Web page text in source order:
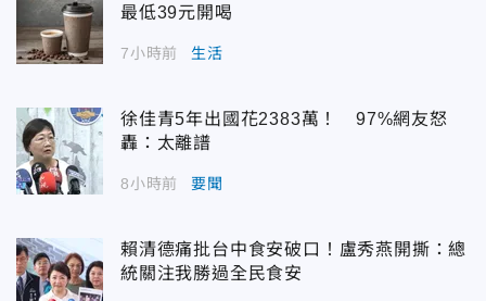
最低39元開喝
7小時前 生活
徐佳青5年出國花2383萬！ 97%網友怒
轟：太離譜
8小時前 要聞
賴清德痛批台中食安破口！盧秀燕開撕：總
統關注我勝過全民食安